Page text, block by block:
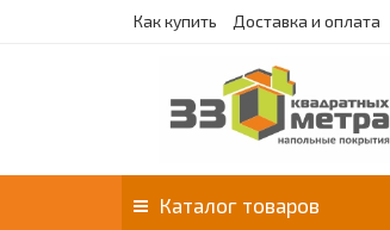
Как купить Доставка и оплата
Каталог товаров